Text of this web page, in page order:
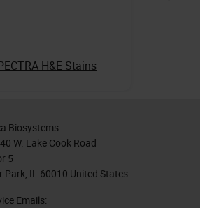
H&E Stains
Biosystems
W. Lake Cook Road
5
Park, IL 60010 United States
Emails: